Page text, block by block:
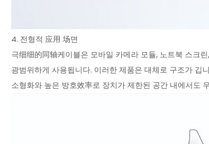
4. 전형적 应用 场면
극细细的同轴케이블은 모바일 카메라 모듈, 노트북 스크
광범위하게 사용됩니다. 이러한 제품은 대체로 구조가 깁
소형화와 높은 방호效率로 장치가 제한된 공간 내에서도